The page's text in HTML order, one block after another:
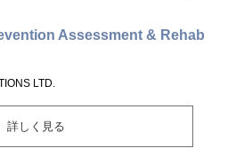
Assessment & Rehab
LTD.
詳しく見る